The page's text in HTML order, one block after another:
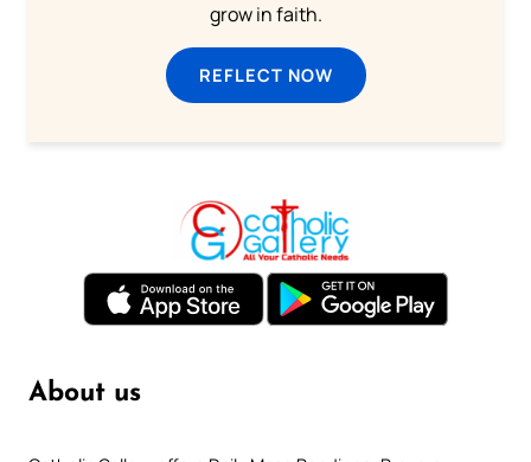
grow in faith.
REFLECT NOW
About us